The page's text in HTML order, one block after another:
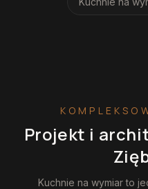
Projekt i
Kuchnie na wymiarto